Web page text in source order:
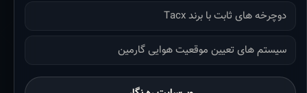
دوچرخه های ثابت با برند Tacx
سیستم های تعیین موقعیت هوایی گارمین